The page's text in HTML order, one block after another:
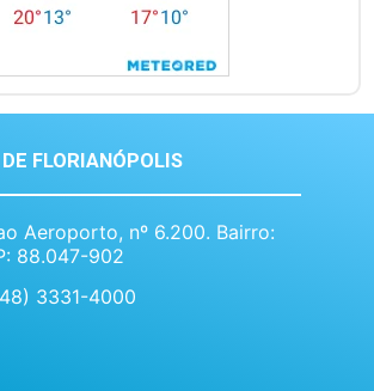
FLORIANÓPOLIS
Aeroporto, nº 6.200. Bairro:
88.047-902
3331-4000